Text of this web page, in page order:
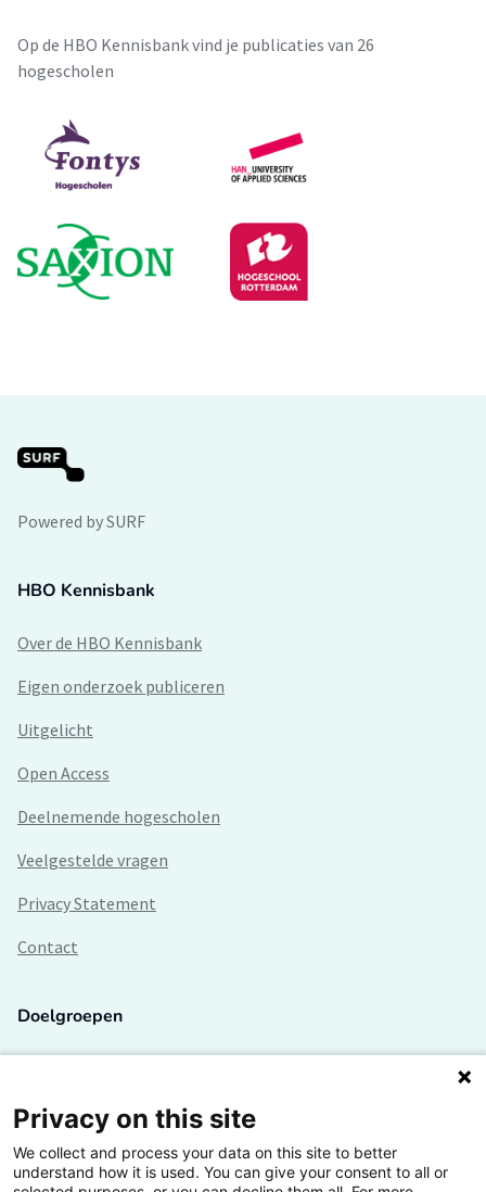
Op de HBO Kennisbank vind je publicaties van 26
hogescholen
Powered by SURF
HBO Kennisbank
Over de HBO Kennisbank
Eigen onderzoek publiceren
Uitgelicht
Open Access
Deelnemende hogescholen
Veelgestelde vragen
Privacy Statement
Contact
Doelgroepen
Lectoren en onderzoekers
Bedrijven
Privacy on this site
We collect and process your data on this site to better
understand how it is used. You can give your consent to all or